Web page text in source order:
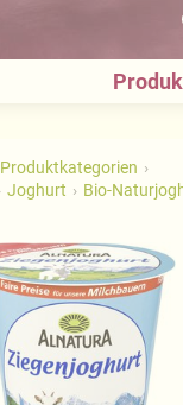
Produktkategorien
Joghurt
Bio-